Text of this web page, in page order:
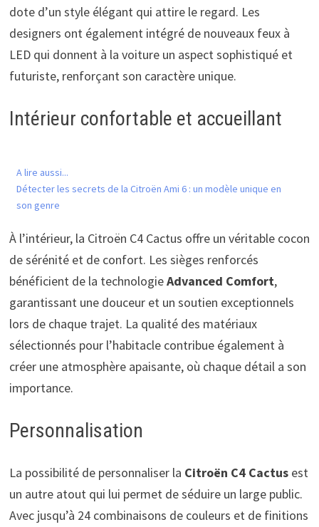
dote d’un style élégant qui attire le regard. Les
designers ont également intégré de nouveaux feux à
LED qui donnent à la voiture un aspect sophistiqué et
futuriste, renforçant son caractère unique.
Intérieur confortable et accueillant
A lire aussi...
Détecter les secrets de la Citroën Ami 6 : un modèle unique en
son genre
À l’intérieur, la Citroën C4 Cactus offre un véritable cocon
de sérénité et de confort. Les sièges renforcés
bénéficient de la technologieAdvanced Comfort,
garantissant une douceur et un soutien exceptionnels
lors de chaque trajet. La qualité des matériaux
sélectionnés pour l’habitacle contribue également à
créer une atmosphère apaisante, où chaque détail a son
importance.
Personnalisation
La possibilité de personnaliser la Citroën C4 Cactusest
un autre atout qui lui permet de séduire un large public.
Avec jusqu’à 24 combinaisons de couleurs et de finitions